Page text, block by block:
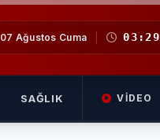
07 Ağustos Cuma 03:29
SAĞLIK VIDEO